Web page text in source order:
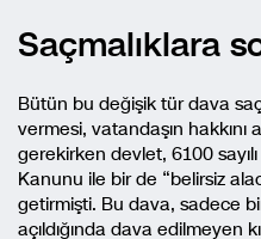
Saçmalıklara
Bütün bu değişik tür dava
vermesi, vatandaşın hakkını
gerekirken devlet, 6100
Kanunu ile bir de “belirsiz
getirmişti. Bu dava, sadece bir
açıldığında dava edilmeyen